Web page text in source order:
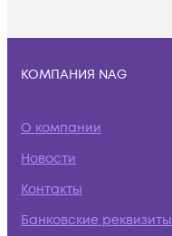
КОМПАНИЯ NAG
О компании
Новости
Контакты
Банковские реквизиты